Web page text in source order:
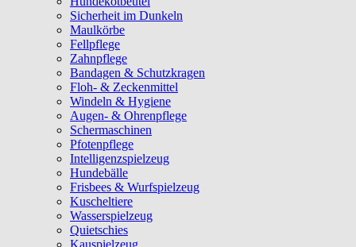
Sicherheit im Dunkeln
Maulkörbe
Fellpflege
Zahnpflege
Bandagen & Schutzkragen
Floh- & Zeckenmittel
Windeln & Hygiene
Augen- & Ohrenpflege
Schermaschinen
Pfotenpflege
Intelligenzspielzeug
Hundebälle
Frisbees & Wurfspielzeug
Kuscheltiere
Wasserspielzeug
Quietschies
Kauspielzeug